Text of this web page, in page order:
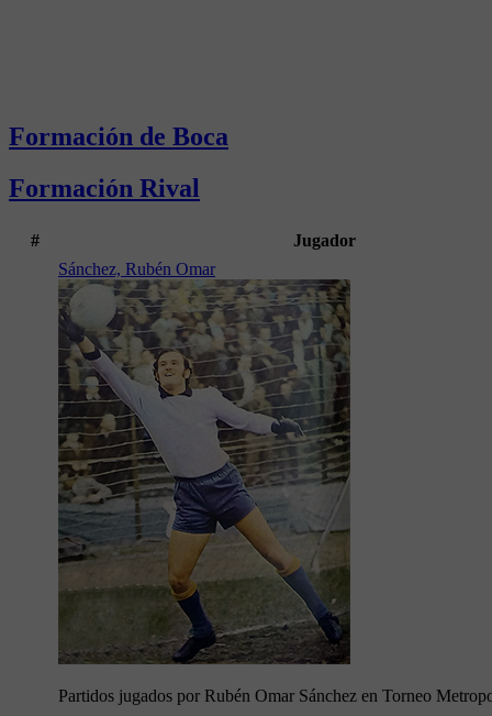
Formación de Boca
Formación Rival
#
Jugador
Sánchez, Rubén Omar
Partidos jugados por Rubén Omar Sánchez en Torneo